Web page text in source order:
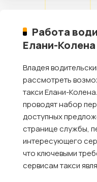
Работа
Елани-Колена
Владея
рассмотреть
такси Елани-
проводят набор
доступных
странице службы,
интересующего
что ключевыми
сервисам такси